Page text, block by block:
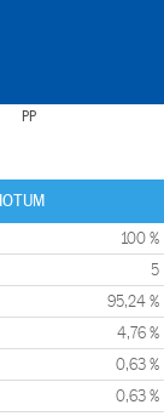
PP
100 %
5
95,24 %
4,76 %
0,63 %
0,63 %